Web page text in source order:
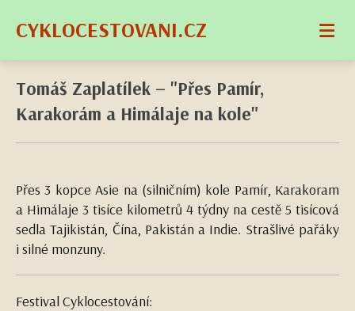
CYKLOCESTOVANI.CZ
Tomáš Zaplatílek – "Přes Pamír,
Karakorám a Himálaje na kole"
Přes 3 kopce Asie na (silničním) kole Pamír, Karakoram
a Himálaje 3 tisíce kilometrů 4 týdny na cestě 5 tisícová
sedla Tajikistán, Čína, Pakistán a Indie. Strašlivé pařáky
i silné monzuny.
Festival Cyklocestování: